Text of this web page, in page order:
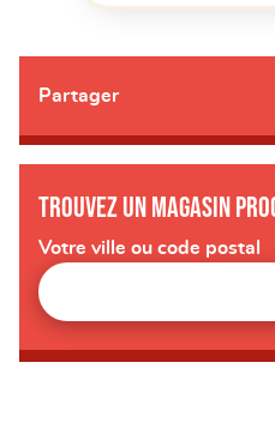
Partager
Trouvez un magasin
Votre ville ou code postal